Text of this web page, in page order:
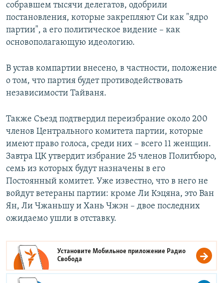
собравшем тысячи делегатов, одобрили
постановления, которые закрепляют Си как "ядро
партии", а его политическое видение – как
основополагающую идеологию.
В устав компартии внесено, в частности, положение
о том, что партия будет противодействовать
независимости Тайваня.
Также Съезд подтвердил переизбрание около 200
членов Центрального комитета партии, которые
имеют право голоса, среди них – всего 11 женщин.
Завтра ЦК утвердит избрание 25 членов Политбюро,
семь из которых будут назначены в его
Постоянный комитет. Уже известно, что в него не
войдут ветераны партии: кроме Ли Кэцяна, это Ван
Ян, Ли Чжаньшу и Хань Чжэн – двое последних
ожидаемо ушли в отставку.
Установите Мобильное приложение Радио
Свобода